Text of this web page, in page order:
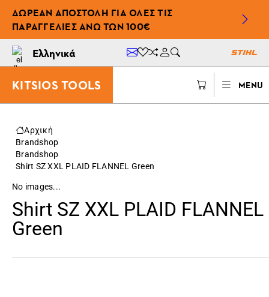
ΔΩΡΕΆΝ ΑΠΟΣΤΟΛΉ ΓΙΑ ΌΛΕΣ ΤΙΣ
ΠΑΡΑΓΓΕΛΊΕΣ ΆΝΩ ΤΩΝ 100€
Ελληνικά
KITSIOS TOOLS MENU
Αρχική
Brandshop
Brandshop
Shirt SZ XXL PLAID FLANNEL Green
No images...
Shirt SZ XXL PLAID FLANNEL
Green